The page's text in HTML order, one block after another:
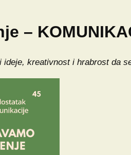
–
kreativnost i hrabrost da